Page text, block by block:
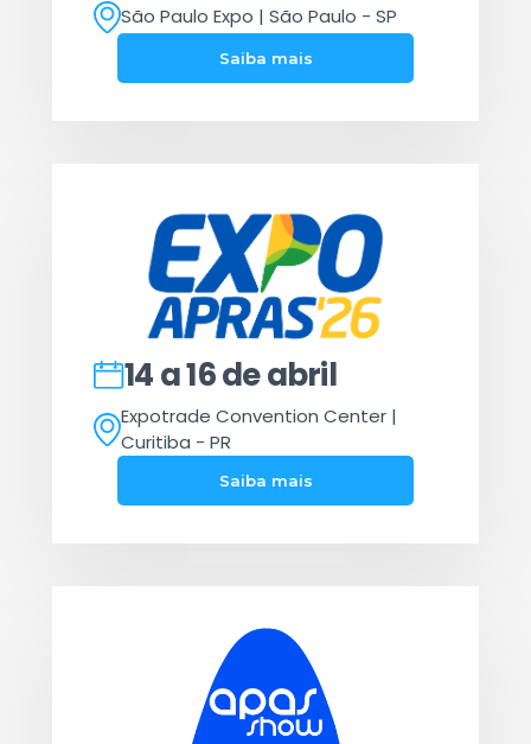
São Paulo Expo | São Paulo - SP
Saiba mais
14 a 16 de abril
Expotrade Convention Center |
Curitiba - PR
Saiba mais